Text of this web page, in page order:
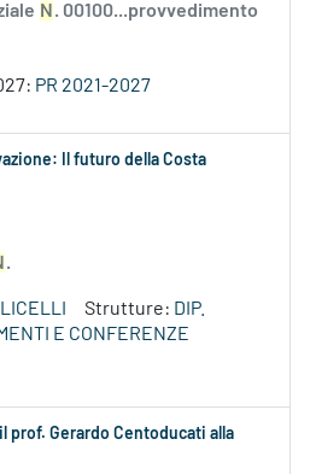
N . 00100...provvedimento
PR 2021-2027
Il futuro della Costa
.
Strutture: DIP.
E CONFERENZE
prof. Gerardo Centoducati alla